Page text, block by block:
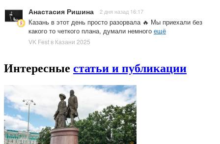
Анастасия Ришина 2 дня назад 16:17
Казань в этот день просто разорвала 🔥 Мы приехали без
какого то четкого плана, думали немного ещё
VK Fest в Казани 2025
Интересные статьи и публикации